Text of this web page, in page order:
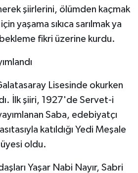
şiirlerini, ölümden kaçmak
yaşama sıkıca sarılmak ya
fikri üzerine kurdu.
Lisesinde okurken
İlk şiiri, 1927'de Servet-i
Saba, edebiyatçı
katıldığı Yedi Meşale
oldu.
Yaşar Nabi Nayır, Sabri